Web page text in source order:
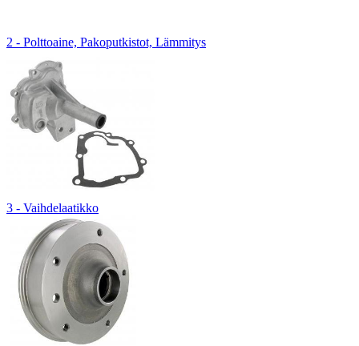
2 - Polttoaine, Pakoputkistot, Lämmitys
3 - Vaihdelaatikko